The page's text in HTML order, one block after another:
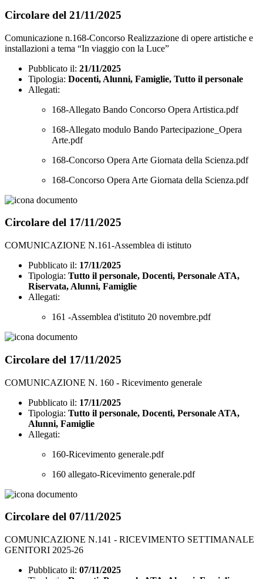
Circolare del 21/11/2025
Comunicazione n.168-Concorso Realizzazione di opere artistiche e
installazioni a tema “In viaggio con la Luce”
Pubblicato il: 21/11/2025
Tipologia: Docenti, Alunni, Famiglie, Tutto il personale
Allegati:
168-Allegato Bando Concorso Opera Artistica.pdf
168-Allegato modulo Bando Partecipazione_Opera
Arte.pdf
168-Concorso Opera Arte Giornata della Scienza.pdf
168-Concorso Opera Arte Giornata della Scienza.pdf
Circolare del 17/11/2025
COMUNICAZIONE N.161-Assemblea di istituto
Pubblicato il: 17/11/2025
Tipologia: Tutto il personale, Docenti, Personale ATA,
Riservata, Alunni, Famiglie
Allegati:
161 -Assemblea d'istituto 20 novembre.pdf
Circolare del 17/11/2025
COMUNICAZIONE N. 160 - Ricevimento generale
Pubblicato il: 17/11/2025
Tipologia: Tutto il personale, Docenti, Personale ATA,
Alunni, Famiglie
Allegati:
160-Ricevimento generale.pdf
160 allegato-Ricevimento generale.pdf
Circolare del 07/11/2025
COMUNICAZIONE N.141 - RICEVIMENTO SETTIMANALE
GENITORI 2025-26
Pubblicato il: 07/11/2025